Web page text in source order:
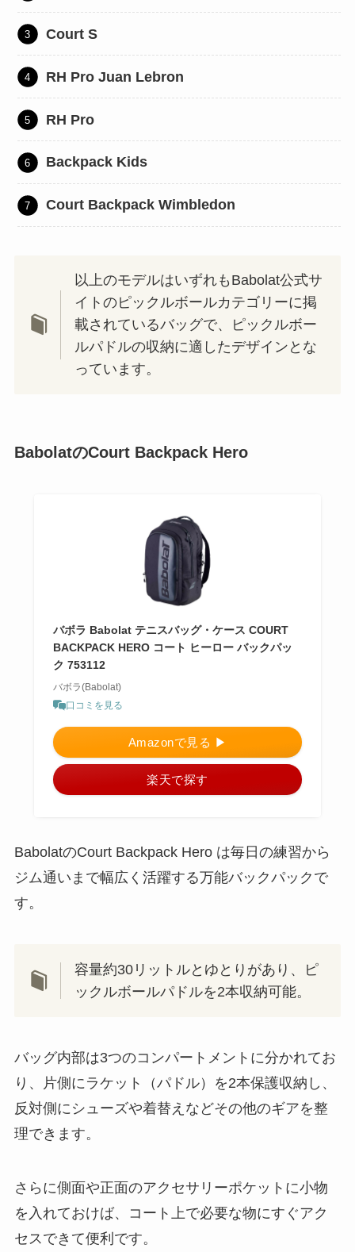
Court S
RH Pro Juan Lebron
RH Pro
Backpack Kids
Court Backpack Wimbledon
以上のモデルはいずれもBabolat公式サ
イトのピックルボールカテゴリーに掲
載されているバッグで、ピックルボー
ルパドルの収納に適したデザインとな
っています。
BabolatのCourt Backpack Hero
バボラ Babolat テニスバッグ・ケース COURT
BACKPACK HERO コート ヒーロー バックパッ
ク 753112
バボラ(Babolat)
口コミを見る
Amazonで見る ▶︎
楽天で探す
BabolatのCourt Backpack Hero は毎日の練習から
ジム通いまで幅広く活躍する万能バックパックで
す。
容量約30リットルとゆとりがあり、ピ
ックルボールパドルを2本収納可能。
バッグ内部は3つのコンパートメントに分かれてお
り、片側にラケット（パドル）を2本保護収納し、
反対側にシューズや着替えなどその他のギアを整
理できます。
さらに側面や正面のアクセサリーポケットに小物
を入れておけば、コート上で必要な物にすぐアク
セスできて便利です。